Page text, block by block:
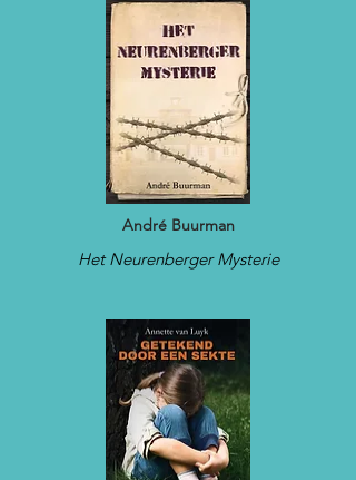
André Buurman
Het Neurenberger Mysterie